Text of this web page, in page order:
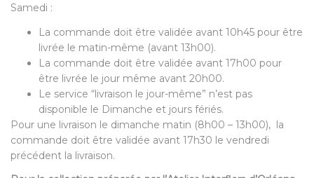
Samedi :
La commande doit être validée avant 10h45 pour être
livrée le matin-même (avant 13h00).
La commande doit être validée avant 17h00 pour
être livrée le jour même avant 20h00.
Le service “livraison le jour-même” n’est pas
disponible le Dimanche et jours fériés.
Pour une livraison le dimanche matin (8h00 – 13h00), la
commande doit être validée avant 17h30 le vendredi
précédent la livraison.